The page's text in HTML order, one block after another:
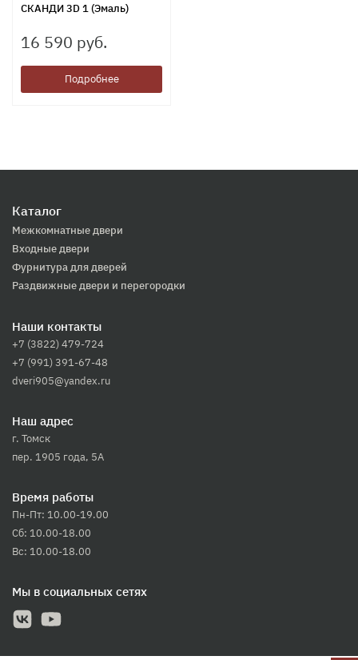
СКАНДИ 3D 1 (Эмаль)
16 590 руб.
Подробнее
Каталог
Межкомнатные двери
Входные двери
Фурнитура для дверей
Раздвижные двери и перегородки
Наши контакты
+7 (3822) 479-724
+7 (991) 391-67-48
dveri905@yandex.ru
Наш адрес
г. Томск
пер. 1905 года, 5А
Время работы
Пн-Пт: 10.00-19.00
Сб: 10.00-18.00
Вс: 10.00-18.00
Мы в социальных сетях